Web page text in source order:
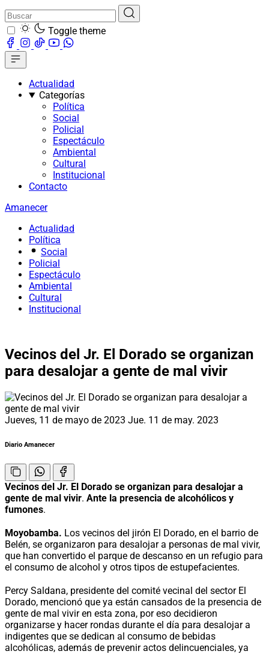
Toggle theme
Actualidad
Categorías
Política
Social
Policial
Espectáculo
Ambiental
Cultural
Institucional
Contacto
Amanecer
Actualidad
Política
Social
Policial
Espectáculo
Ambiental
Cultural
Institucional
Vecinos del Jr. El Dorado se organizan
para desalojar a gente de mal vivir
Jueves, 11 de mayo de 2023 Jue. 11 de may. 2023
Diario Amanecer
Vecinos del Jr. El Dorado se organizan para desalojar a
gente de mal vivir. Ante la presencia de alcohólicos y
fumones.
Moyobamba. Los vecinos del jirón El Dorado, en el barrio de
Belén, se organizaron para desalojar a personas de mal vivir,
que han convertido el parque de descanso en un refugio para
el consumo de alcohol y otros tipos de estupefacientes.
Percy Saldana, presidente del comité vecinal del sector El
Dorado, mencionó que ya están cansados de la presencia de
gente de mal vivir en esta zona, por eso decidieron
organizarse y hacer rondas durante el día para desalojar a
indigentes que se dedican al consumo de bebidas
alcohólicas, además de prevenir actos delincuenciales, ya